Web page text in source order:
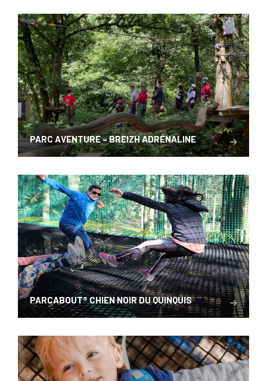
PARC AVENTURE – BREIZH ADRÉNALINE
PARCABOUT® CHIEN NOIR DU QUINQUIS